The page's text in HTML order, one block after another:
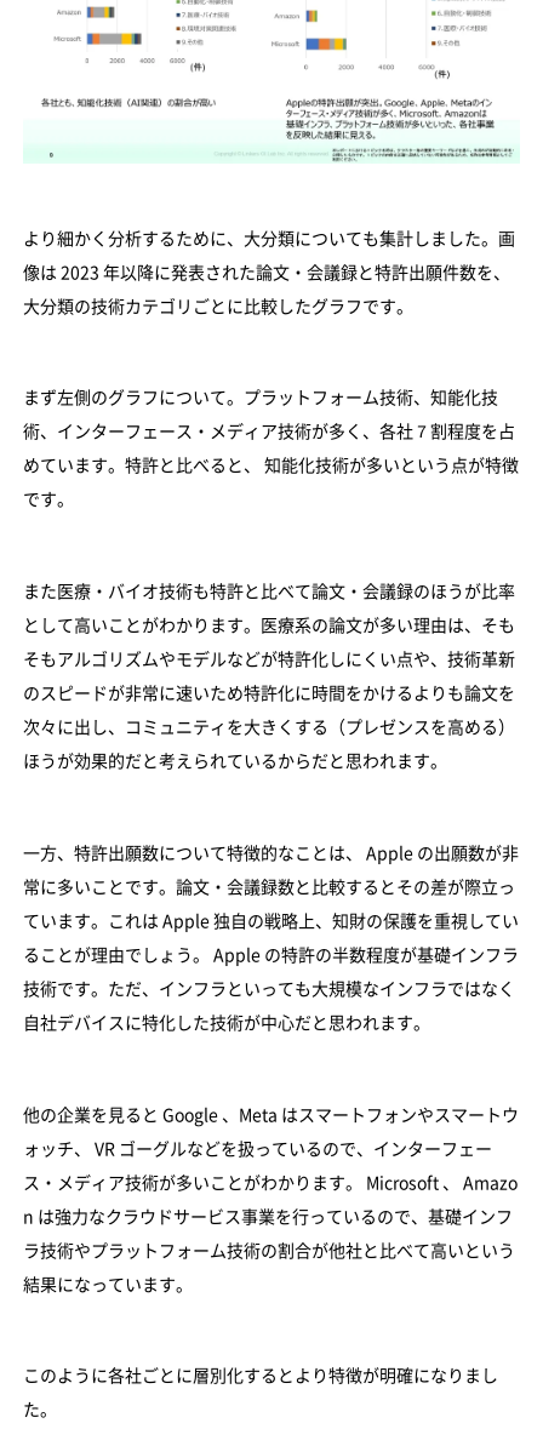
より細かく分析するために、大分類についても集計しました。画
像は 2023 年以降に発表された論文・会議録と特許出願件数を、
大分類の技術カテゴリごとに比較したグラフです。
まず左側のグラフについて。プラットフォーム技術、知能化技
術、インターフェース・メディア技術が多く、各社７割程度を占
めています。特許と比べると、 知能化技術が多いという点が特徴
です。
また医療・バイオ技術も特許と比べて論文・会議録のほうが比率
として高いことがわかります。医療系の論文が多い理由は、そも
そもアルゴリズムやモデルなどが特許化しにくい点や、技術革新
のスピードが非常に速いため特許化に時間をかけるよりも論文を
次々に出し、コミュニティを大きくする（プレゼンスを高める）
ほうが効果的だと考えられているからだと思われます。
一方、特許出願数について特徴的なことは、 Apple の出願数が非
常に多いことです。論文・会議録数と比較するとその差が際立っ
ています。これは Apple 独自の戦略上、知財の保護を重視してい
ることが理由でしょう。 Apple の特許の半数程度が基礎インフラ
技術です。ただ、インフラといっても大規模なインフラではなく
自社デバイスに特化した技術が中心だと思われます。
他の企業を見ると Google 、Meta はスマートフォンやスマートウ
ォッチ、 VR ゴーグルなどを扱っているので、インターフェー
ス・メディア技術が多いことがわかります。 Microsoft 、 Amazo
n は強力なクラウドサービス事業を行っているので、基礎インフ
ラ技術やプラットフォーム技術の割合が他社と比べて高いという
結果になっています。
このように各社ごとに層別化するとより特徴が明確になりまし
た。